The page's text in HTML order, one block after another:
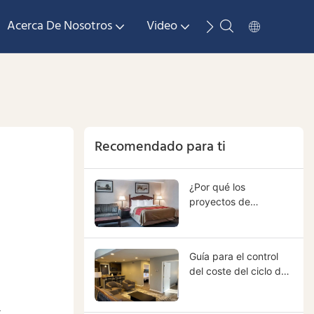
Acerca De Nosotros Video Medios De
Recomendado para ti
¿Por qué los
proyectos de
hoteles pierden el
control entre
Guía para el control
del coste del ciclo de